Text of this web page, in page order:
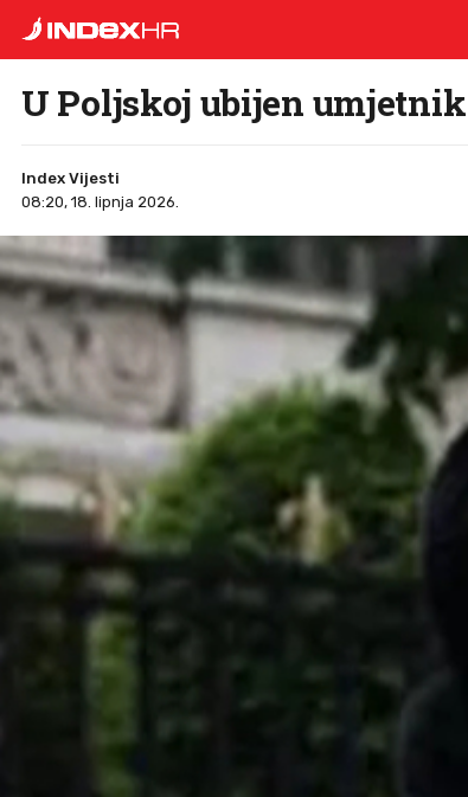
U Poljskoj ubijen
Index Vijesti
08:20, 18. lipnja 2026.